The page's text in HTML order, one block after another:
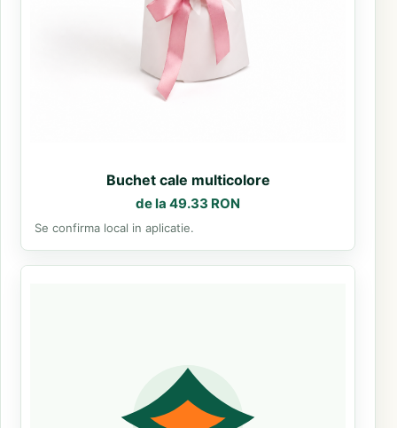
Buchet cale multicolore
de la 49.33 RON
Se confirma local in aplicatie.